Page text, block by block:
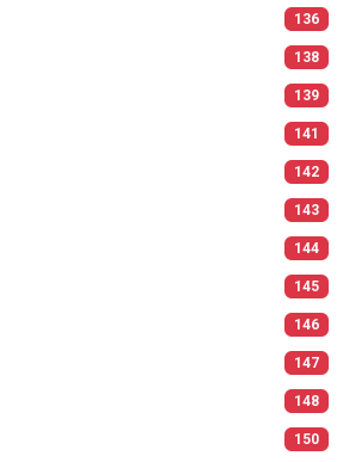
136
138
139
141
142
143
144
145
146
147
148
150